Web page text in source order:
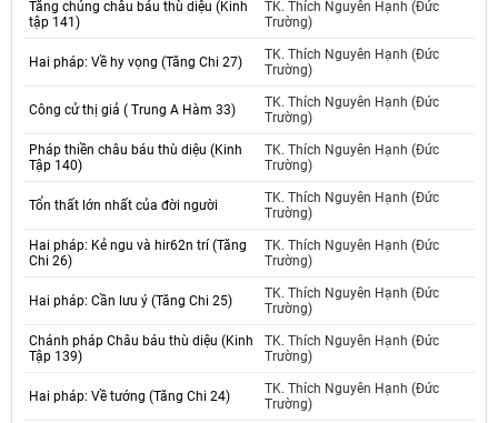
Tăng chúng châu báu thù diệu (Kinh
tập 141)
TK. Thích Nguyên Hạnh (Đức
Trường)
Hai pháp: Về hy vọng (Tăng Chi 27)
TK. Thích Nguyên Hạnh (Đức
Trường)
Công cử thị giả ( Trung A Hàm 33)
TK. Thích Nguyên Hạnh (Đức
Trường)
Pháp thiền châu báu thù diệu (Kinh
Tập 140)
TK. Thích Nguyên Hạnh (Đức
Trường)
Tổn thất lớn nhất của đời người
TK. Thích Nguyên Hạnh (Đức
Trường)
Hai pháp: Kẻ ngu và hir62n trí (Tăng
Chi 26)
TK. Thích Nguyên Hạnh (Đức
Trường)
Hai pháp: Cần lưu ý (Tăng Chi 25)
TK. Thích Nguyên Hạnh (Đức
Trường)
Chánh pháp Châu báu thù diệu (Kinh
Tập 139)
TK. Thích Nguyên Hạnh (Đức
Trường)
Hai pháp: Về tướng (Tăng Chi 24)
TK. Thích Nguyên Hạnh (Đức
Trường)